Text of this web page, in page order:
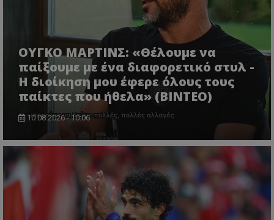
ΟΥΓΚΟ ΜΑΡΤΙΝΣ: «Θέλουμε να
παίξουμε με ένα διαφορετικό στυλ -
Η διοίκηση μου έφερε όλους τους
παίκτες που ήθελα» (ΒΙΝΤΕΟ)
10.08.2026 - 10:06